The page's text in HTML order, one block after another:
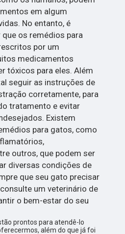
em algum
No entanto, é
os remédios para
por um
medicamentos
tóxicos para eles. Além
seguir as instruções de
corretamente, para
tratamento e evitar
Existem
para gatos, como
outros, que podem ser
diversas condições de
que seu gato precisar
um veterinário de
o bem-estar do seu
prontos para atendê-lo
além do que já foi